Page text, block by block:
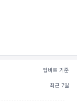
업비트 기준
최근 7일